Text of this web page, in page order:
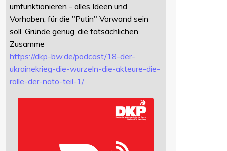
umfunktionieren - alles Ideen und
Vorhaben, für die "Putin" Vorwand sein
soll. Gründe genug, die tatsächlichen
Zusamme
https://dkp-bw.de/podcast/18-der-
ukrainekrieg-die-wurzeln-die-akteure-die-
rolle-der-nato-teil-1/